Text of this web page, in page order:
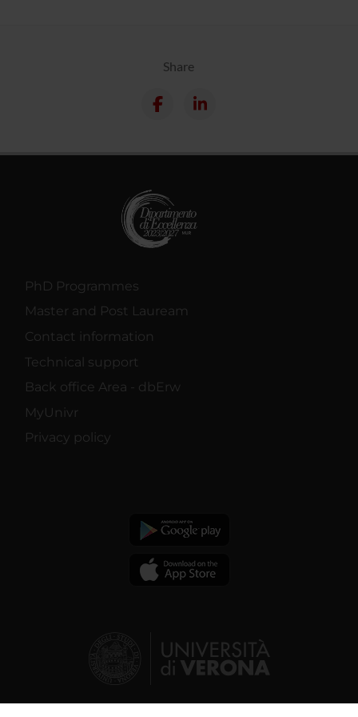
Share
PhD Programmes
Master and Post Lauream
Contact information
Technical support
Back office Area - dbErw
MyUnivr
Privacy policy